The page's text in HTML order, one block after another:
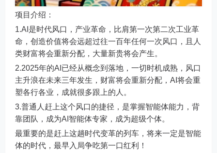
项目介绍：
1.AI是时代风口，产业革命，比肩第一次第二次工业革
命，创造价值将会远超过往一百年任何一次风口，且人
类财富将会重新分配，大量新贵将会产生。
2.2025年的AI已经从概念到落地，一切时机成熟，风口
主升浪在未来三年发生，财富将会重新分配，AI将会重
塑各行各业，成就很多跟上的人。
3.普通人赶上这个风口的捷径，是掌握智能体能力，背
靠团队，成为AI智能体专家，成为超级个体。
最重要的是赶上这趟时代变革的列车，将来一定是智能
体的时代，最早入局争吃第一口红利！